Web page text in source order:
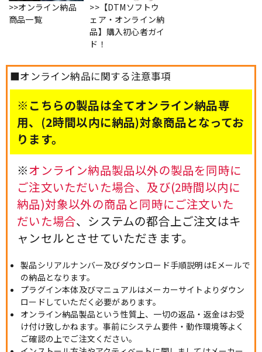
>>オンライン納品
商品一覧
>>【DTMソフトウ
ェア・オンライン納
品】購入初心者ガイ
ド！
■オンライン納品に関する注意事項
※こちらの製品は全てオンライン納品専
用、(2時間以内に納品)対象商品となってお
ります。
※オンライン納品製品以外の製品を同時に
ご注文いただいた場合、及び(2時間以内に
納品)対象以外の商品と同時にご注文いた
だいた場合、システムの都合上ご注文はキ
ャンセルとさせていただきます。
製品シリアルナンバー及びダウンロード手順説明はEメールで
の納品となります。
プラグイン本体及びマニュアルはメーカーサイトよりダウン
ロードしていただく必要があります。
オンライン納品製品という性質上、一切の返品・返金はお受
け付け致しかねます。事前にシステム要件・動作環境等よく
ご確認の上でご注文ください。